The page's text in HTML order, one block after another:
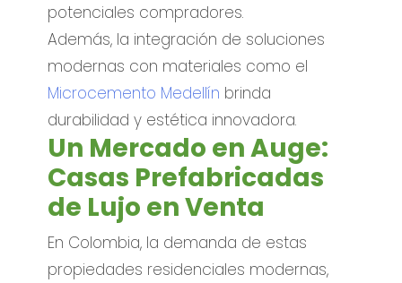
potenciales compradores.
Además, la integración de soluciones
modernas con materiales como el
Microcemento Medellín brinda
durabilidad y estética innovadora.
Un Mercado en Auge:
Casas Prefabricadas
de Lujo en Venta
En Colombia, la demanda de estas
propiedades residenciales modernas,